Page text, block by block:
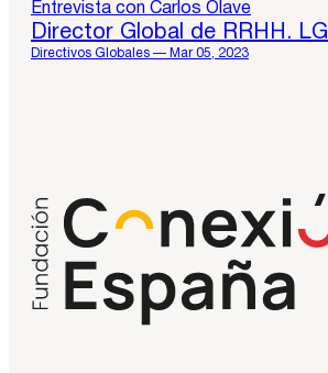
Entrevista con Carlos Olave
Director Global de RRHH. LG
Directivos Globales — Mar 05, 2023